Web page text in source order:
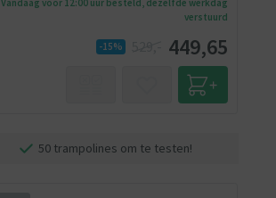
Vandaag voor 12:00 uur besteld, dezelfde werkdag
verstuurd
-15% 449,65
50 trampolines om te testen!